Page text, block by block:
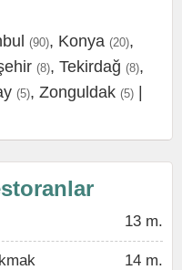
(90), Konya (20),
(8), Tekirdağ (8),
(5), Zonguldak (5)
13 m.
14 m.